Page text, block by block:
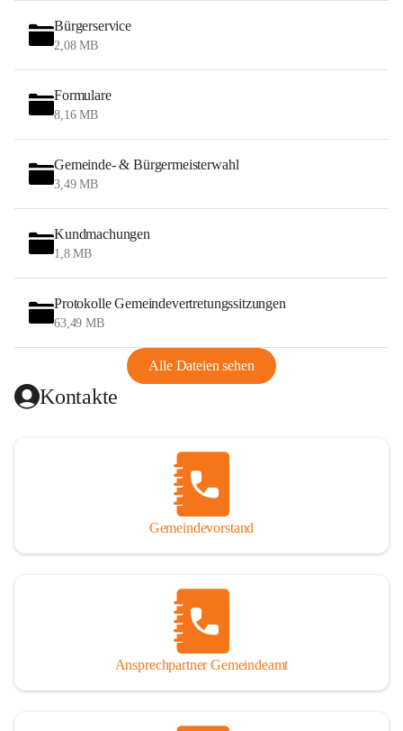
Bürgerservice
2,08 MB
Formulare
8,16 MB
Gemeinde- & Bürgermeisterwahl
3,49 MB
Kundmachungen
1,8 MB
Protokolle Gemeindevertretungssitzungen
63,49 MB
Alle Dateien sehen
Kontakte
Gemeindevorstand
Ansprechpartner Gemeindeamt